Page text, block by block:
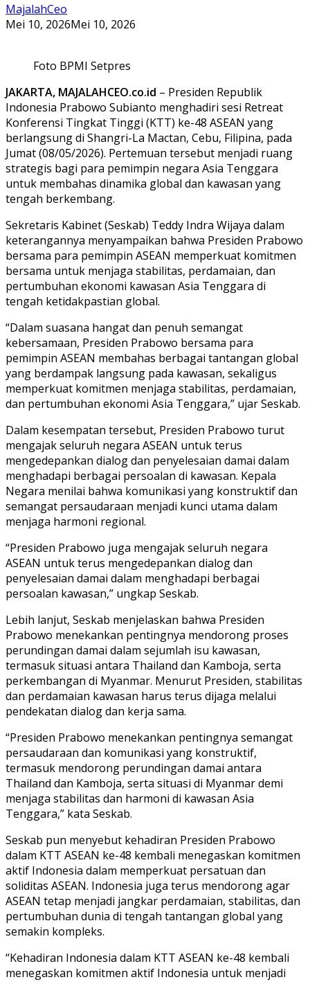
MajalahCeo
Mei 10, 2026Mei 10, 2026
Foto BPMI Setpres
JAKARTA, MAJALAHCEO.co.id – Presiden Republik
Indonesia Prabowo Subianto menghadiri sesi Retreat
Konferensi Tingkat Tinggi (KTT) ke-48 ASEAN yang
berlangsung di Shangri-La Mactan, Cebu, Filipina, pada
Jumat (08/05/2026). Pertemuan tersebut menjadi ruang
strategis bagi para pemimpin negara Asia Tenggara
untuk membahas dinamika global dan kawasan yang
tengah berkembang.
Sekretaris Kabinet (Seskab) Teddy Indra Wijaya dalam
keterangannya menyampaikan bahwa Presiden Prabowo
bersama para pemimpin ASEAN memperkuat komitmen
bersama untuk menjaga stabilitas, perdamaian, dan
pertumbuhan ekonomi kawasan Asia Tenggara di
tengah ketidakpastian global.
“Dalam suasana hangat dan penuh semangat
kebersamaan, Presiden Prabowo bersama para
pemimpin ASEAN membahas berbagai tantangan global
yang berdampak langsung pada kawasan, sekaligus
memperkuat komitmen menjaga stabilitas, perdamaian,
dan pertumbuhan ekonomi Asia Tenggara,” ujar Seskab.
Dalam kesempatan tersebut, Presiden Prabowo turut
mengajak seluruh negara ASEAN untuk terus
mengedepankan dialog dan penyelesaian damai dalam
menghadapi berbagai persoalan di kawasan. Kepala
Negara menilai bahwa komunikasi yang konstruktif dan
semangat persaudaraan menjadi kunci utama dalam
menjaga harmoni regional.
“Presiden Prabowo juga mengajak seluruh negara
ASEAN untuk terus mengedepankan dialog dan
penyelesaian damai dalam menghadapi berbagai
persoalan kawasan,” ungkap Seskab.
Lebih lanjut, Seskab menjelaskan bahwa Presiden
Prabowo menekankan pentingnya mendorong proses
perundingan damai dalam sejumlah isu kawasan,
termasuk situasi antara Thailand dan Kamboja, serta
perkembangan di Myanmar. Menurut Presiden, stabilitas
dan perdamaian kawasan harus terus dijaga melalui
pendekatan dialog dan kerja sama.
“Presiden Prabowo menekankan pentingnya semangat
persaudaraan dan komunikasi yang konstruktif,
termasuk mendorong perundingan damai antara
Thailand dan Kamboja, serta situasi di Myanmar demi
menjaga stabilitas dan harmoni di kawasan Asia
Tenggara,” kata Seskab.
Seskab pun menyebut kehadiran Presiden Prabowo
dalam KTT ASEAN ke-48 kembali menegaskan komitmen
aktif Indonesia dalam memperkuat persatuan dan
soliditas ASEAN. Indonesia juga terus mendorong agar
ASEAN tetap menjadi jangkar perdamaian, stabilitas, dan
pertumbuhan dunia di tengah tantangan global yang
semakin kompleks.
“Kehadiran Indonesia dalam KTT ASEAN ke-48 kembali
menegaskan komitmen aktif Indonesia untuk menjadi